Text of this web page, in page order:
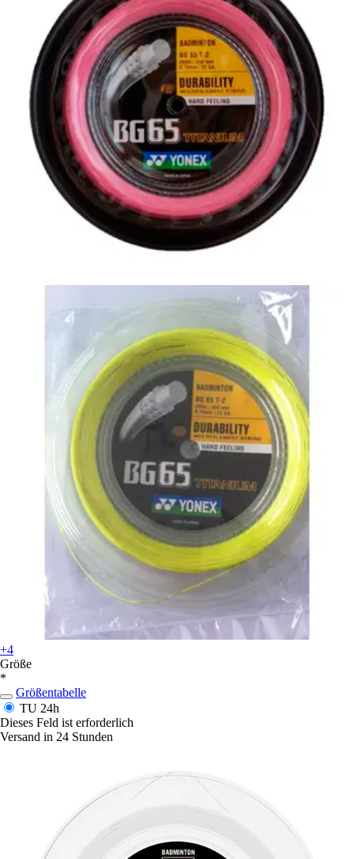
+4
Größe
*
Größentabelle
TU 24h
Dieses Feld ist erforderlich
Versand in 24 Stunden